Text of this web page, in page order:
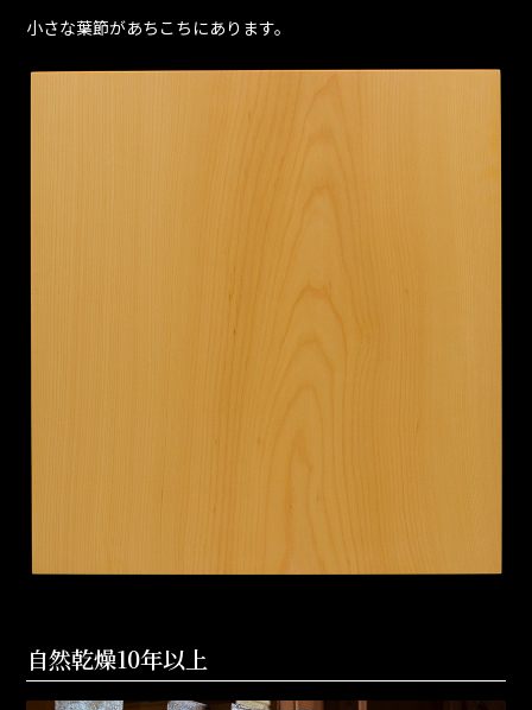
小さな葉節があちこちにあります。
自然乾燥10年以上